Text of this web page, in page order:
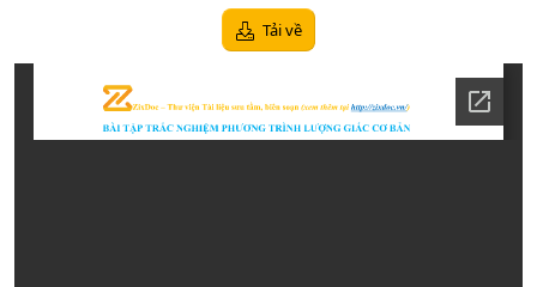
ả
n
d
s
Tải về